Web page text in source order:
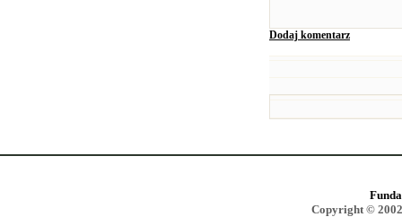
Dodaj komentarz
Copyright ©